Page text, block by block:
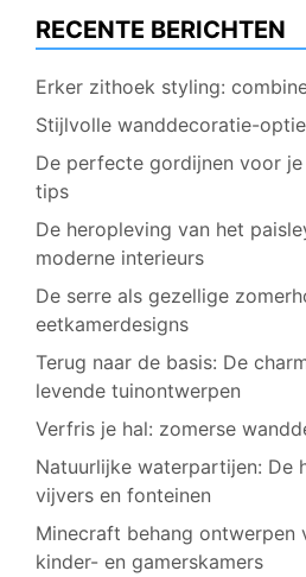
RECENTE BERICHTEN
Erker zithoek styling:
Stijlvolle wanddecoratie-
De perfecte gordijnen voor
tips
De heropleving van het
moderne interieurs
De serre als gezellige
eetkamerdesigns
Terug naar de basis: De
levende tuinontwerpen
Verfris je hal: zomerse
Natuurlijke waterpartijen: De
vijvers en fonteinen
Minecraft behang ontwerpen
kinder- en gamerskamers